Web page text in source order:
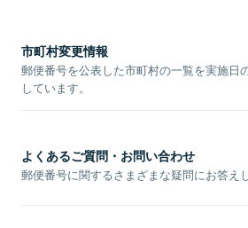
市町村変更情報
郵便番号を公表した市町村の一覧を実施日
しています。
よくあるご質問・お問い合わせ
郵便番号に関するさまざまな疑問にお答えし